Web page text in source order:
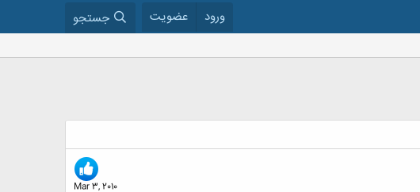
ورود عضویت جستجو
Mar 3, 2010